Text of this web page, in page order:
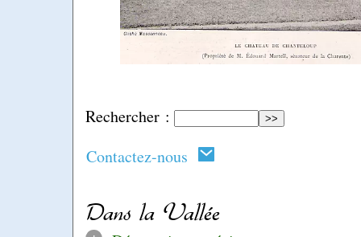
Rechercher :
Contactez-nous
Dans la Vallée